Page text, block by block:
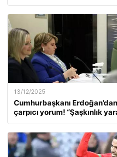
13/12/2025
Cumhurbaşkanı
çarpıcı yorum! “Şaşkınlık